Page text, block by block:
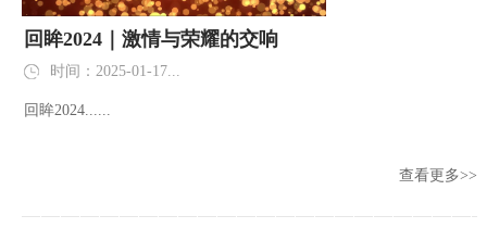
回眸2024｜激情与荣耀的交响
时间：2025-01-17...
回眸2024......
查看更多>>